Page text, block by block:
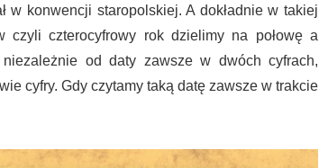
w konwencji staropolskiej. A dokładnie w takiej
czterocyfrowy rok dzielimy na połowę a
od daty zawsze w dwóch cyfrach,
cyfry. Gdy czytamy taką datę zawsze w trakcie